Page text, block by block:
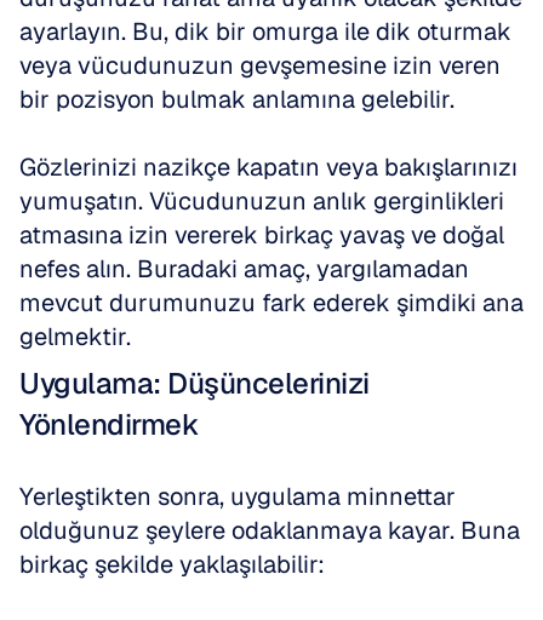
ayarlayın. Bu, dik bir omurga ile dik oturmak
veya vücudunuzun gevşemesine izin veren
bir pozisyon bulmak anlamına gelebilir.
Gözlerinizi nazikçe kapatın veya bakışlarınızı
yumuşatın. Vücudunuzun anlık gerginlikleri
atmasına izin vererek birkaç yavaş ve doğal
nefes alın. Buradaki amaç, yargılamadan
mevcut durumunuzu fark ederek şimdiki ana
gelmektir.
Uygulama: Düşüncelerinizi
Yönlendirmek
Yerleştikten sonra, uygulama minnettar
olduğunuz şeylere odaklanmaya kayar. Buna
birkaç şekilde yaklaşılabilir: